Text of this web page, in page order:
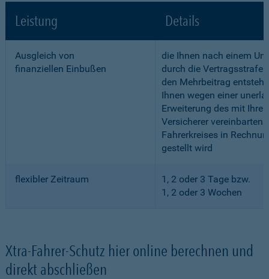
Leistung Details
Ausgleich von
finanziellen Einbußen
die Ihnen nach einem
durch die Vertragsstrafe
den Mehrbeitrag
Ihnen wegen einer
Erweiterung des mit
Versicherer vereinbarten
Fahrerkreises in
gestellt wird
flexibler Zeitraum
1, 2 oder 3 Tage bzw.
1, 2 oder 3 Wochen
Xtra-Fahrer-Schutz hier online berechnen und
direkt abschließen